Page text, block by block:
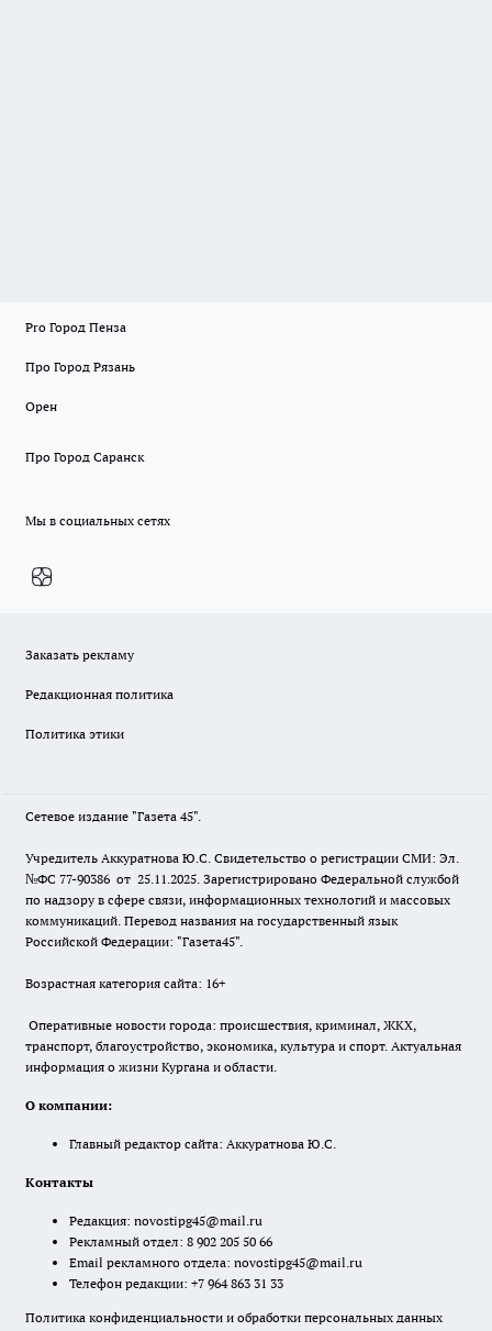
Pro Город Пенза
Про Город Рязань
Орен
Про Город Саранск
Мы в социальных сетях
Заказать рекламу
Редакционная политика
Политика этики
Сетевое издание "Газета 45".
Учредитель Аккуратнова Ю.С. Свидетельство о регистрации СМИ: Эл.
№ФС 77-90386 от 25.11.2025. Зарегистрировано Федеральной службой
по надзору в сфере связи, информационных технологий и массовых
коммуникаций. Перевод названия на государственный язык
Российской Федерации: "Газета45".
Возрастная категория сайта: 16+
Оперативные новости города: происшествия, криминал, ЖКХ,
транспорт, благоустройство, экономика, культура и спорт. Актуальная
информация о жизни Кургана и области.
О компании:
Главный редактор сайта: Аккуратнова Ю.С.
Контакты
Редакция: novostipg45@mail.ru
Рекламный отдел: 8 902 205 50 66
Email рекламного отдела: novostipg45@mail.ru
Телефон редакции: +7 964 863 31 33
Политика конфиденциальности и обработки персональных данных